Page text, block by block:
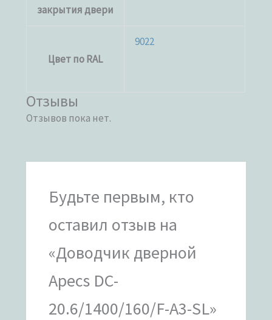
закрытия двери
Цвет по RAL
9022
Отзывы
Отзывов пока нет.
Будьте первым, кто
оставил отзыв на
«Доводчик дверной
Apecs DC-
20.6/1400/160/F-A3-SL»